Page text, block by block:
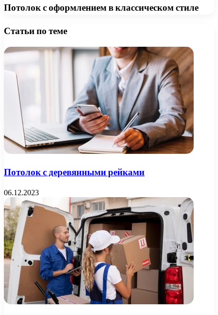
Потолок с оформлением в классическом стиле
Статьи по теме
Потолок с деревянными рейками
06.12.2023